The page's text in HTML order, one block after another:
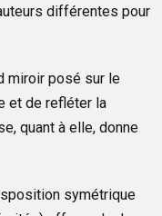
différentes pour
miroir posé sur le
et de refléter la
quant à elle, donne
symétrique